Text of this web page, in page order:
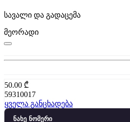
სავალი და გადაცემა
მეორადი
50.00 ₾
59310017
ყველა განცხადება
ნახე ნომერი